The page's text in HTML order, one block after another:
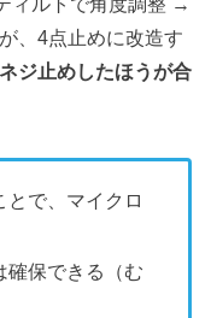
ィルトで角度調整 →
、4点止めに改造す
ジ止めしたほうが合
とで、マイクロ
確保できる（む